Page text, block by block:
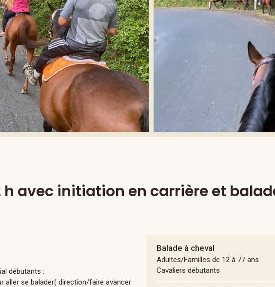
avec initiation en carrière et
Balade à cheval
Adultes/Familles de 12 à 77 ans
Cavaliers débutants
débutants :
aller se balader( direction/faire avancer